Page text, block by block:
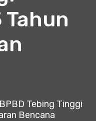
Tebing Tinggi
Bencana